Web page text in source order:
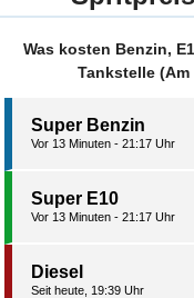
Was kosten Benzin,
Tankstelle
Super Benzin
Vor 13 Minuten - 21:17 Uhr
Super E10
Vor 13 Minuten - 21:17 Uhr
Diesel
Seit heute, 19:39 Uhr